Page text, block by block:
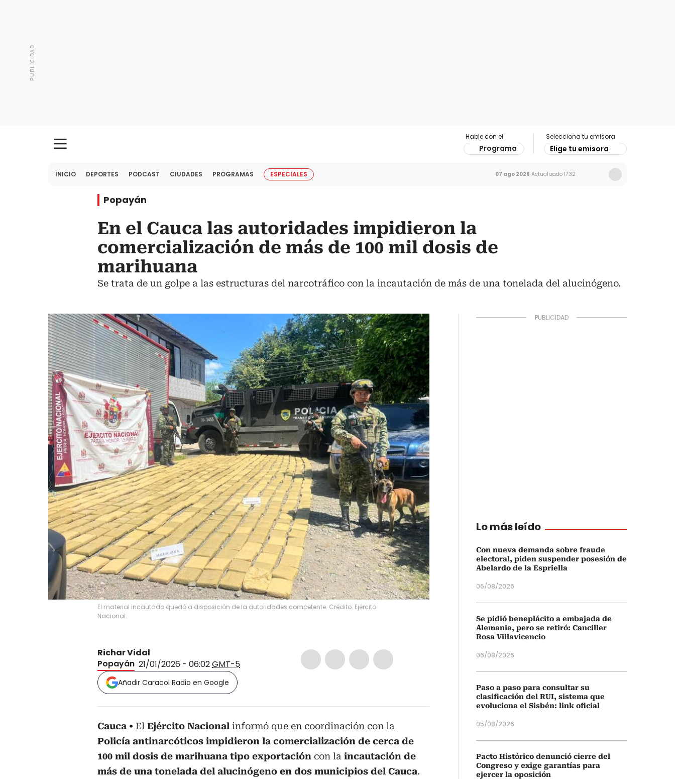
Hable con el
Programa
Selecciona tu emisora
Elige tu emisora
INICIO DEPORTES PODCAST CIUDADES PROGRAMAS ESPECIALES 07 ago 2026 Actualizado 17:32
Popayán
En el Cauca las autoridades impidieron la
comercialización de más de 100 mil dosis de
marihuana
Se trata de un golpe a las estructuras del narcotráfico con la incautación de más de una tonelada del alucinógeno.
El material incautado quedó a disposición de la autoridades competente. Crédito: Ejército
Nacional.
Richar Vidal
Popayán 21/01/2026 - 06:02GMT-5
Añadir Caracol Radio en Google
Cauca El Ejército Nacional informó que en coordinación con la
Policía antinarcóticos impidieron la comercialización de cerca de
100 mil dosis de marihuana tipo exportación con la incautación de
más de una tonelada del alucinógeno en dos municipios del Cauca.
Lo más leído
Con nueva demanda sobre fraude
electoral, piden suspender posesión de
Abelardo de la Espriella
06/08/2026
Se pidió beneplácito a embajada de
Alemania, pero se retiró: Canciller
Rosa Villavicencio
06/08/2026
Paso a paso para consultar su
clasificación del RUI, sistema que
evoluciona el Sisbén: link oficial
05/08/2026
Pacto Histórico denunció cierre del
Congreso y exige garantías para
ejercer la oposición